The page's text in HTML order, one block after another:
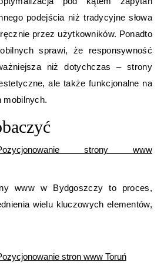
podejścia niż tradycyjne słowa
przez użytkowników. Ponadto
sprawi, że responsywność
niż dotychczas – strony
ale także funkcjonalne na
mobilnych.
strony www
www w Bydgoszczy to proces,
wielu kluczowych elementów,
stron www Toruń